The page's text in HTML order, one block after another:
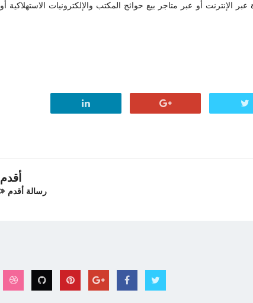
أو عبر متاجر بيع حوائج المكتب والإلكترونيات الاستهلاكية أو
أقدم
رسالة أقدم